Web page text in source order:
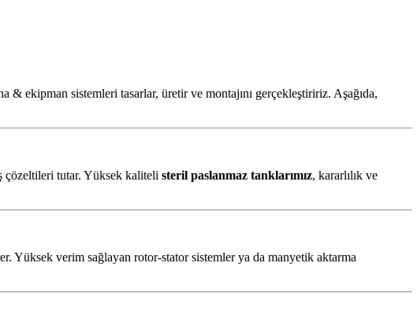
ekipman sistemleri tasarlar, üretir ve montajını gerçekleştiririz. Aşağıda,
çözeltileri tutar. Yüksek kaliteli steril paslanmaz tanklarımız, kararlılık ve
Yüksek verim sağlayan rotor-stator sistemler ya da manyetik aktarma